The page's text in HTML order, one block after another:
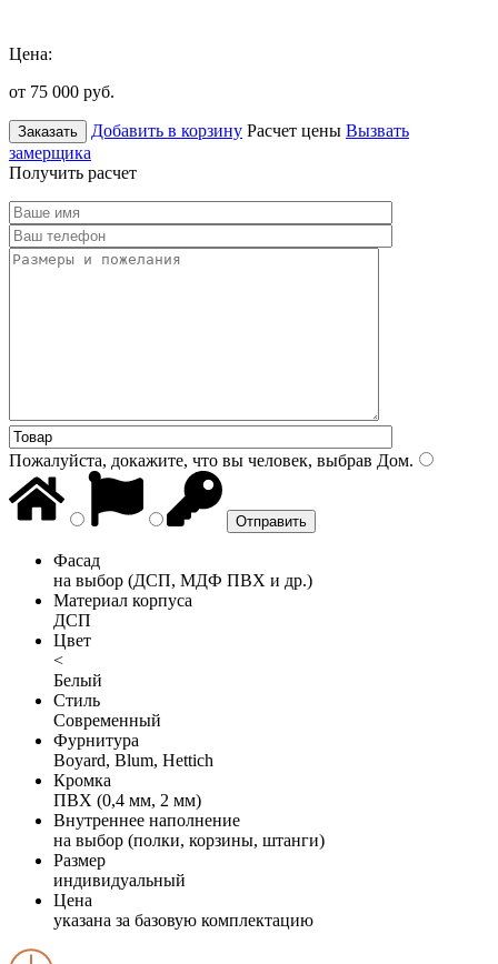
Цена:
от 75 000 руб.
Заказать Добавить в корзину Расчет цены Вызвать
замерщика
Получить расчет
Пожалуйста, докажите, что вы человек, выбрав Дом.
Фасад
на выбор (ДСП, МДФ ПВХ и др.)
Материал корпуса
ДСП
Цвет
<
Белый
Стиль
Современный
Фурнитура
Boyard, Blum, Hettich
Кромка
ПВХ (0,4 мм, 2 мм)
Внутреннее наполнение
на выбор (полки, корзины, штанги)
Размер
индивидуальный
Цена
указана за базовую комплектацию